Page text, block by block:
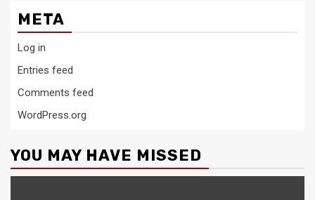
META
Log in
Entries feed
Comments feed
WordPress.org
YOU MAY HAVE MISSED